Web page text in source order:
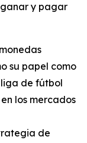
y pagar
su papel como
de fútbol
en los mercados
de